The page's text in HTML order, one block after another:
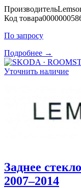
Производитель
Код товара
По запросу
Подробнее →
Уточнить наличие
Заднее стекло
2007–2014